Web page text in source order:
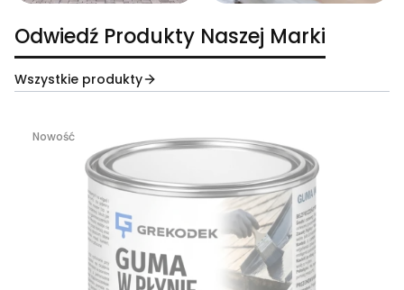
Odwiedź Produkty Naszej Marki
Wszystkie produkty
Nowość